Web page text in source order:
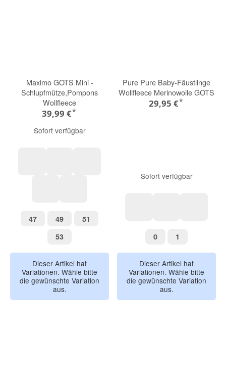
Maximo GOTS Mini -
Schlupfmütze,Pompons
Wollfleece
39,99 €*
Sofort verfügbar
4747 4949 51
5353
Dieser Artikel hat
Variationen. Wähle bitte
die gewünschte Variation
aus.
Pure Pure Baby-Fäustlinge
Wollfleece Merinowolle GOTS
29,95 €*
Sofort verfügbar
00 1
Dieser Artikel hat
Variationen. Wähle bitte
die gewünschte Variation
aus.